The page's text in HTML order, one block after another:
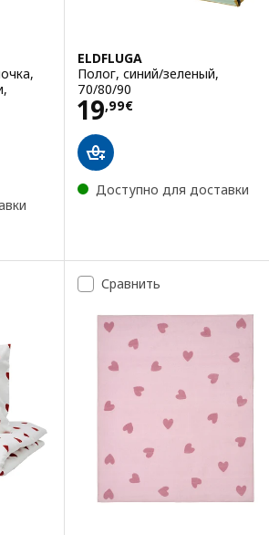
ELDFLUGA
Полог, синий/зеленый,
70/80/90
19,99€
Цена 19,99€
Доступно для доставки
Сравнить